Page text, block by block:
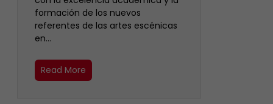
formación de los nuevos
referentes de las artes escénicas
en…
Read More